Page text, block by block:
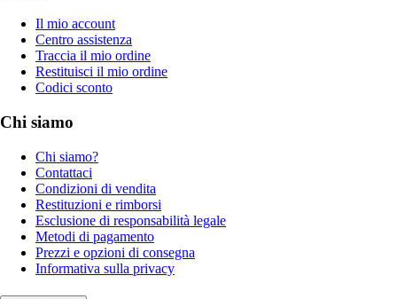
Il mio account
Centro assistenza
Traccia il mio ordine
Restituisci il mio ordine
Codici sconto
Chi siamo
Chi siamo?
Contattaci
Condizioni di vendita
Restituzioni e rimborsi
Esclusione di responsabilità legale
Metodi di pagamento
Prezzi e opzioni di consegna
Informativa sulla privacy